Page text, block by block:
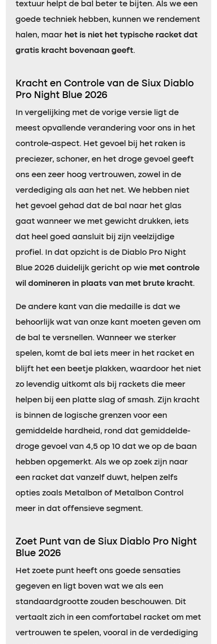
textuur helpt de bal beter te bijten. Als we een
goede techniek hebben, kunnen we rendement
halen, maar het is niet het typische racket dat
gratis kracht bovenaan geeft.
Kracht en Controle van de Siux Diablo
Pro Night Blue 2026
In vergelijking met de vorige versie ligt de
meest opvallende verandering voor ons in het
controle-aspect. Het gevoel bij het raken is
preciezer, schoner, en het droge gevoel geeft
ons een zeer hoog vertrouwen, zowel in de
verdediging als aan het net. We hebben niet
het gevoel gehad dat de bal naar het glas
gaat wanneer we met gewicht drukken, iets
dat heel goed aansluit bij zijn veelzijdige
profiel. In dat opzicht is de Diablo Pro Night
Blue 2026 duidelijk gericht op wie met controle
wil domineren in plaats van met brute kracht.
De andere kant van die medaille is dat we
behoorlijk wat van onze kant moeten geven om
de bal te versnellen. Wanneer we sterker
spelen, komt de bal iets meer in het racket en
blijft het een beetje plakken, waardoor het niet
zo levendig uitkomt als bij rackets die meer
helpen bij een platte slag of smash. Zijn kracht
is binnen de logische grenzen voor een
gemiddelde hardheid, rond dat gemiddelde-
droge gevoel van 4,5 op 10 dat we op de baan
hebben opgemerkt. Als we op zoek zijn naar
een racket dat vanzelf duwt, helpen zelfs
opties zoals Metalbon of Metalbon Control
meer in dat offensieve segment.
Zoet Punt van de Siux Diablo Pro Night
Blue 2026
Het zoete punt heeft ons goede sensaties
gegeven en ligt boven wat we als een
standaardgrootte zouden beschouwen. Dit
vertaalt zich in een comfortabel racket om met
vertrouwen te spelen, vooral in de verdediging